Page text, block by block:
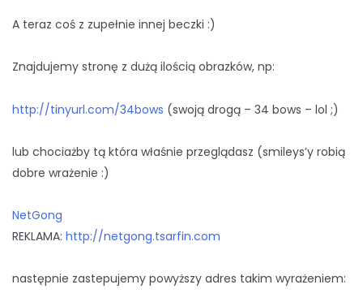
A teraz coś z zupełnie innej beczki :)
Znajdujemy stronę z dużą ilością obrazków, np:
http://tinyurl.com/34bows (swoją drogą – 34 bows – lol ;)
lub chociażby tą która właśnie przeglądasz (smileys’y robią
dobre wrażenie :)
NetGong
REKLAMA: http://netgong.tsarfin.com
następnie zastepujemy powyższy adres takim wyrażeniem: